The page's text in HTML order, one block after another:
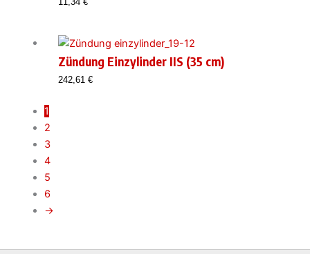
Zündung Einzylinder IIS (35 cm)
242,61 €
1
2
3
4
5
6
→